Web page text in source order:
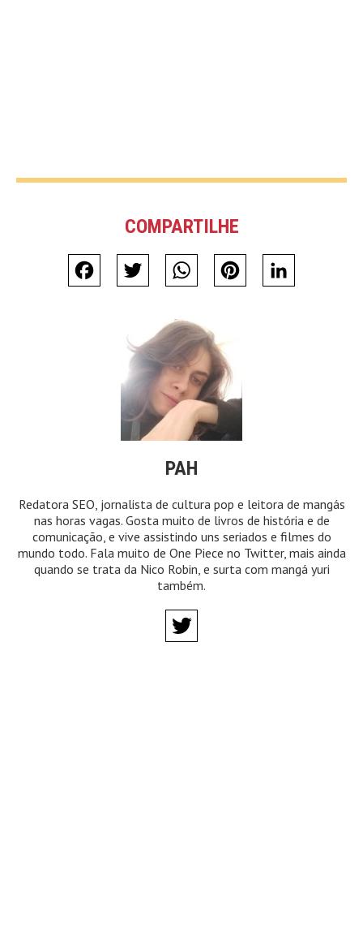
COMPARTILHE
FacebookTwitter WhatsAppPinterestLinkedIn
PAH
Redatora SEO, jornalista de cultura pop e leitora de mangás
nas horas vagas. Gosta muito de livros de história e de
comunicação, e vive assistindo uns seriados e filmes do
mundo todo. Fala muito de One Piece no Twitter, mais ainda
quando se trata da Nico Robin, e surta com mangá yuri
também.